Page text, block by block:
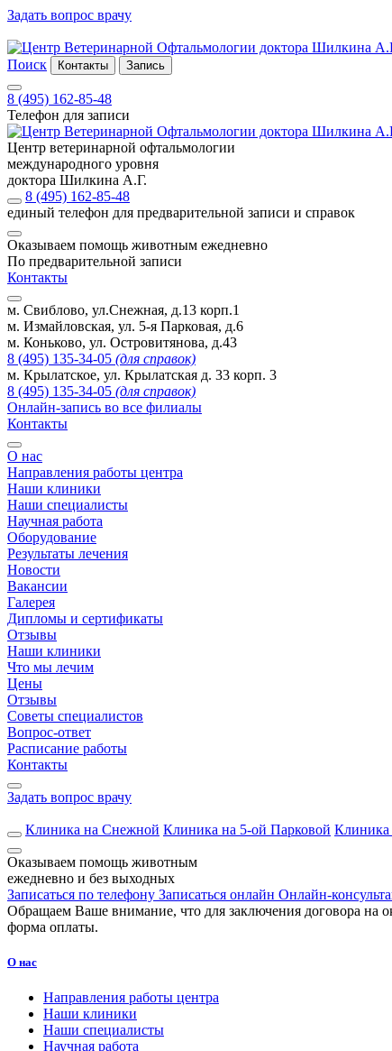
Задать вопрос врачу
Поиск Контакты Запись
8 (495) 162-85-48
Телефон для записи
Центр ветеринарной офтальмологии
международного уровня
доктора Шилкина А.Г.
8 (495) 162-85-48
единый телефон для предварительной записи и справок
Оказываем помощь животным ежедневно
По предварительной записи
Контакты
м. Свиблово, ул.Снежная, д.13 корп.1
м. Измайловская, ул. 5-я Парковая, д.6
м. Коньково, ул. Островитянова, д.43
8 (495) 135-34-05 (для справок)
м. Крылатское, ул. Крылатская д. 33 корп. 3
8 (495) 135-34-05 (для справок)
Онлайн-запись во все филиалы
Контакты
О нас
Направления работы центра
Наши клиники
Наши специалисты
Научная работа
Оборудование
Результаты лечения
Новости
Вакансии
Галерея
Дипломы и сертификаты
Отзывы
Наши клиники
Что мы лечим
Цены
Отзывы
Советы специалистов
Вопрос-ответ
Расписание работы
Контакты
Задать вопрос врачу
Клиника на Снежной Клиника на 5-ой Парковой Клиника
Оказываем помощь животным
ежедневно и без выходных
Записаться по телефону Записаться онлайн Онлайн-
Обращаем Ваше внимание, что для заключения договора на
форма оплаты.
О нас
Направления работы центра
Наши клиники
Наши специалисты
Научная работа